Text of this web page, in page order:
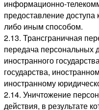
информационно-
предоставление
либо иным способом.
2.13. Трансграничная
передача персональных
иностранного
государства,
иностранному
2.14. Уничтожение
действия, в результате